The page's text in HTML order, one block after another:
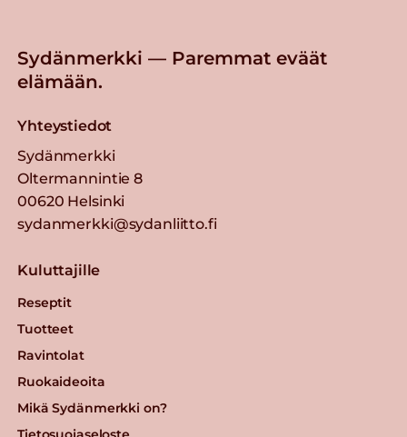
Sydänmerkki — Paremmat eväät
elämään.
Yhteystiedot
Sydänmerkki
Oltermannintie 8
00620 Helsinki
sydanmerkki@sydanliitto.fi
Kuluttajille
Reseptit
Tuotteet
Ravintolat
Ruokaideoita
Mikä Sydänmerkki on?